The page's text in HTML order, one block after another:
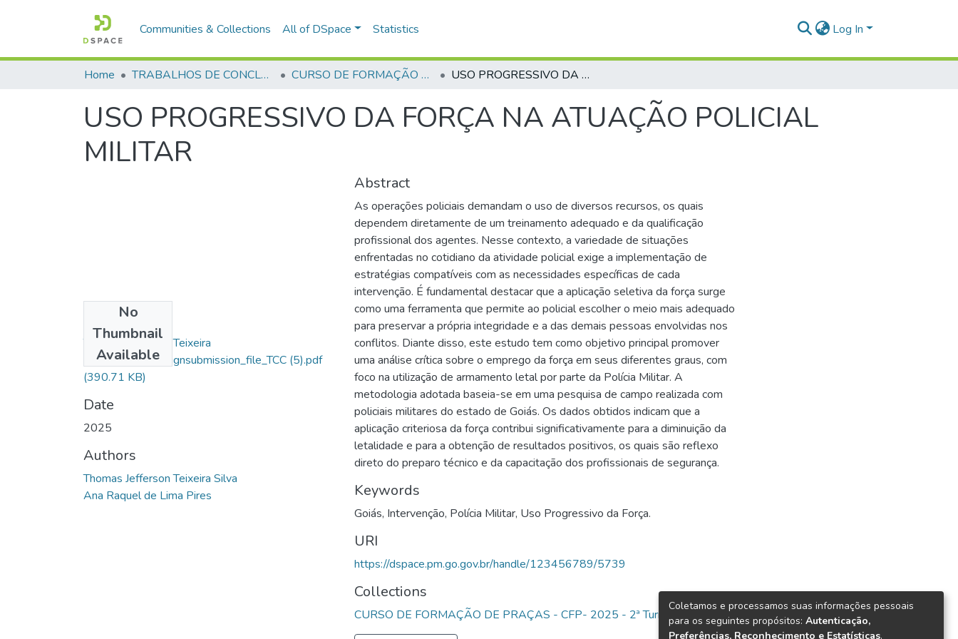
Communities & Collections All of DSpace Statistics Log In
Home TRABALHOS DE CONCLUSÃO DE CURSO - CFP (CURSO DE FORMAÇÃO DE PRAÇAS) CURSO DE FORMAÇÃO DE PRAÇAS - CFP- 2025 - 2ª Turma USO PROGRESSIVO DA FORÇA NA ATUAÇÃO POLICIAL MILITAR
USO PROGRESSIVO DA FORÇA NA ATUAÇÃO POLICIAL
MILITAR
No
Thumbnail
Available
Thomas Jefferson Teixeira
Silva_77056_assignsubmission_file_TCC (5).pdf
(390.71 KB)
Date
2025
Authors
Thomas Jefferson Teixeira Silva
Ana Raquel de Lima Pires
Abstract
As operações policiais demandam o uso de diversos recursos, os quais
dependem diretamente de um treinamento adequado e da qualificação
profissional dos agentes. Nesse contexto, a variedade de situações
enfrentadas no cotidiano da atividade policial exige a implementação de
estratégias compatíveis com as necessidades específicas de cada
intervenção. É fundamental destacar que a aplicação seletiva da força surge
como uma ferramenta que permite ao policial escolher o meio mais adequado
para preservar a própria integridade e a das demais pessoas envolvidas nos
conflitos. Diante disso, este estudo tem como objetivo principal promover
uma análise crítica sobre o emprego da força em seus diferentes graus, com
foco na utilização de armamento letal por parte da Polícia Militar. A
metodologia adotada baseia-se em uma pesquisa de campo realizada com
policiais militares do estado de Goiás. Os dados obtidos indicam que a
aplicação criteriosa da força contribui significativamente para a diminuição da
letalidade e para a obtenção de resultados positivos, os quais são reflexo
direto do preparo técnico e da capacitação dos profissionais de segurança.
Keywords
Goiás, Intervenção, Polícia Militar, Uso Progressivo da Força.
URI
https://dspace.pm.go.gov.br/handle/123456789/5739
Collections
CURSO DE FORMAÇÃO DE PRAÇAS - CFP- 2025 - 2ª Turma
Coletamos e processamos suas informações pessoais
para os seguintes propósitos: Autenticação,
Preferências, Reconhecimento e Estatísticas.